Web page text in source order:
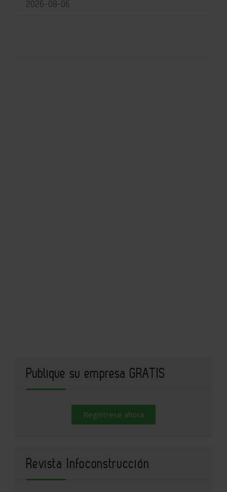
2026-08-06
Publique su empresa GRATIS
Regístrese ahora
Revista Infoconstrucción